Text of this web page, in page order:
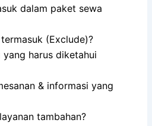
dalam paket sewa
(Exclude)?
harus diketahui
& informasi yang
tambahan?